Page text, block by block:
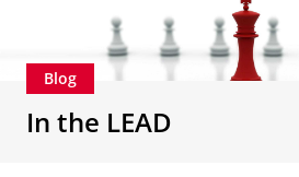
Blog
In the LEAD